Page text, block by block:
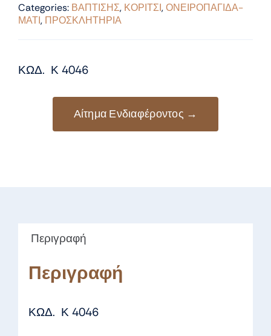
Categories: ΒΑΠΤΙΣΗΣ, ΚΟΡΙΤΣΙ,ΟΝΕΙΡΟΠΑΓΙΔΑ-
ΜΑΤΙ, ΠΡΟΣΚΛΗΤΗΡΙΑ
ΚΩΔ. Κ 4046
Αίτημα Ενδιαφέροντος →
Περιγραφή
Περιγραφή
ΚΩΔ. Κ 4046